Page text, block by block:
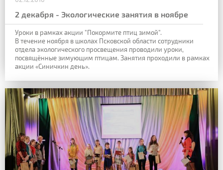
2 декабря - Экологические занятия в ноябре
Уроки в рамках акции "Покормите птиц зимой".
В течение ноября в школах Псковской области сотрудники
отдела экологического просвещения проводили уроки,
посвящённые зимующим птицам. Занятия проходили в рамках
акции «Синичкин день».